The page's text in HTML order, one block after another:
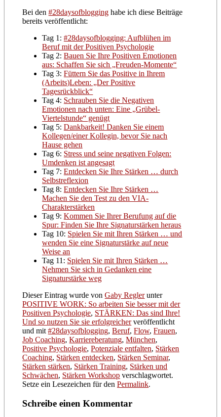
Bei den#28daysofblogging habe ich diese Beiträge
bereits veröffentlicht:
Tag 1:#28daysofblogging: Aufblühen im
Beruf mit der Positiven Psychologie
Tag 2:Bauen Sie Ihre Positiven Emotionen
aus: Schaffen Sie sich „Freuden-Momente“
Tag 3:Füttern Sie das Positive in Ihrem
(Arbeits)Leben: „Der Positive
Tagesrückblick“
Tag 4: Schrauben Sie die Negativen
Emotionen nach unten: Eine „Grübel-
Viertelstunde“ genügt
Tag 5:Dankbarkeit! Danken Sie einem
Kollegen/einer Kollegin, bevor Sie nach
Hause gehen
Tag 6: Stress und seine negativen Folgen:
Umdenken ist angesagt
Tag 7:Entdecken Sie Ihre Stärken … durch
Selbstreflexion
Tag 8:Entdecken Sie Ihre Stärken …
Machen Sie den Test zu den VIA-
Charakterstärken
Tag 9:Kommen Sie Ihrer Berufung auf die
Spur: Finden Sie Ihre Signaturstärken heraus
Tag 10: Spielen Sie mit Ihren Stärken … und
wenden Sie eine Signaturstärke auf neue
Weise an
Tag 11: Spielen Sie mit Ihren Stärken …
Nehmen Sie sich in Gedanken eine
Signaturstärke weg
Dieser Eintrag wurde vonGaby Reglerunter
POSITIVE WORK: So arbeiten Sie besser mit der
Positiven Psychologie, STÄRKEN: Das sind Ihre!
Und so nutzen Sie sie erfolgreicherveröffentlicht
und mit#28daysofblogging,Beruf,Flow,Frauen,
Job Coaching,Karriereberatung,München,
Positive Psychologie,Potenziale entfalten, Stärken
Coaching, Stärken entdecken, Stärken Seminar,
Stärken stärken, Stärken Training, Stärken und
Schwächen, Stärken Workshop verschlagwortet.
Setze ein Lesezeichen für denPermalink.
Schreibe einen Kommentar